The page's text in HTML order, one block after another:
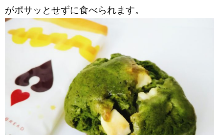
がポサッとせずに食べられます。